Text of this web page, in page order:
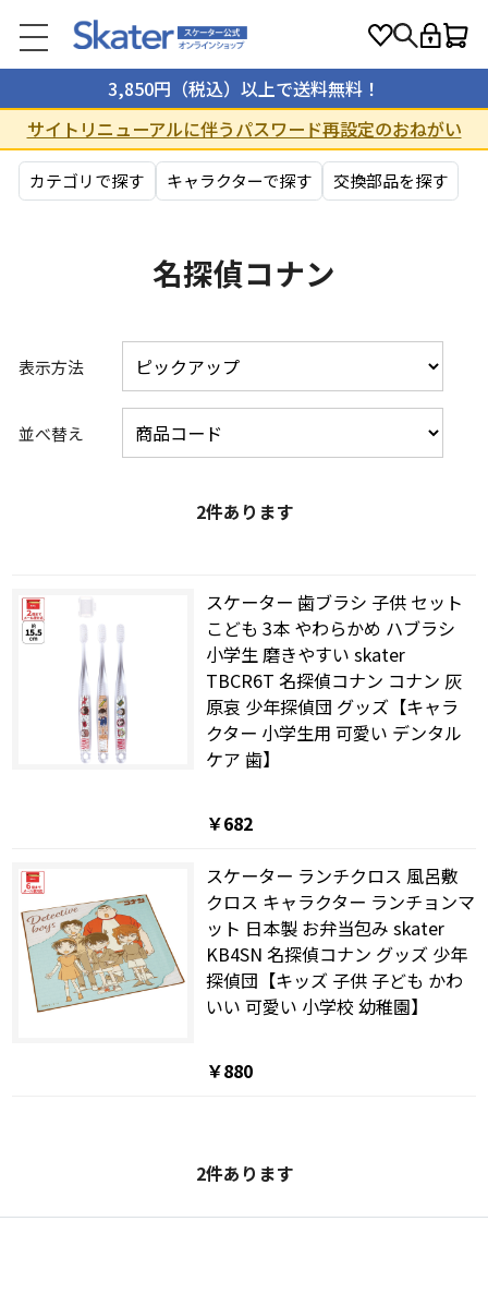
3,850円（税込）以上で送料無料！
サイトリニューアルに伴うパスワード再設定のおねがい
カテゴリで探す キャラクターで探す 交換部品を探す
名探偵コナン
表示方法
並べ替え
2件あります
スケーター 歯ブラシ 子供 セット
こども 3本 やわらかめ ハブラシ
小学生 磨きやすい skater
TBCR6T 名探偵コナン コナン 灰
原哀 少年探偵団 グッズ【キャラ
クター 小学生用 可愛い デンタル
ケア 歯】
￥682
スケーター ランチクロス 風呂敷
クロス キャラクター ランチョンマ
ット 日本製 お弁当包み skater
KB4SN 名探偵コナン グッズ 少年
探偵団【キッズ 子供 子ども かわ
いい 可愛い 小学校 幼稚園】
￥880
2件あります